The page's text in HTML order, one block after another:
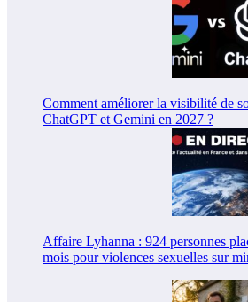
Comment améliorer la visibilité de
ChatGPT et Gemini en 2027 ?
Affaire Lyhanna : 924 personnes
mois pour violences sexuelles sur